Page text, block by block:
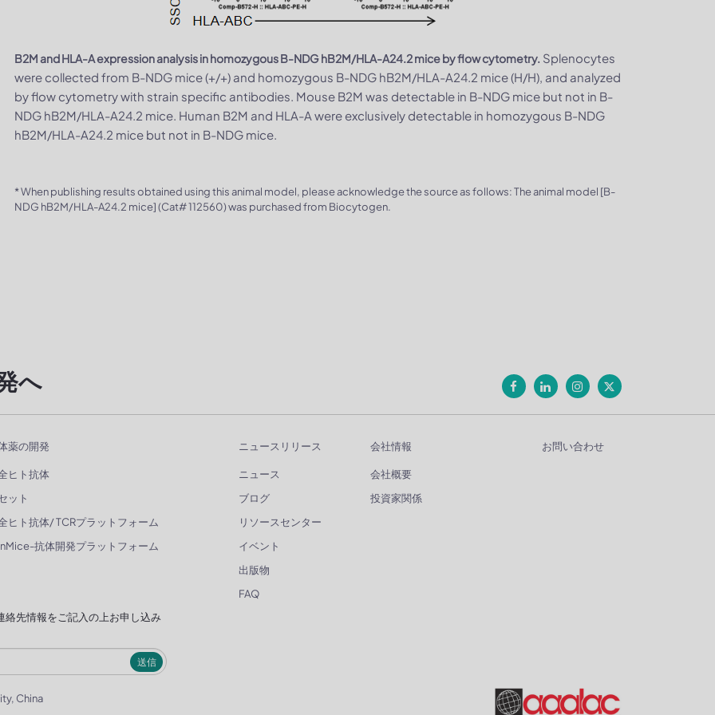
B2M and HLA-A expression analysis in homozygous B-NDG hB2M/HLA-A24.2 mice by flow cytometry. Splenocytes
were collected from B-NDG mice (+/+) and homozygous B-NDG hB2M/HLA-A24.2 mice (H/H), and analyzed
by flow cytometry with strain specific antibodies. Mouse B2M was detectable in B-NDG mice but not in B-
NDG hB2M/HLA-A24.2 mice. Human B2M and HLA-A were exclusively detectable in homozygous B-NDG
hB2M/HLA-A24.2 mice but not in B-NDG mice.
* When publishing results obtained using this animal model, please acknowledge the source as follows: The animal model [B-
NDG hB2M/HLA-A24.2 mice] (Cat# 112560) was purchased from Biocytogen.
へ
薬の開発
ヒト抗体
ット
ヒト抗体/ TCRプラットフォーム
抗体開発プラットフォーム
ニュースリリース
ニュース
ブログ
リソースセンター
イベント
出版物
FAQ
会社情報
会社概要
投資家関係
お問い合わせ
先情報をご記入の上お申し込み
送信
China